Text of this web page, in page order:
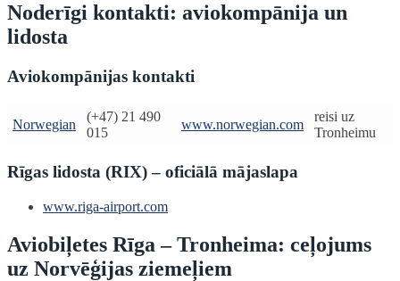
Noderīgi kontakti: aviokompānija un
lidosta
Aviokompānijas kontakti
Norwegian
(+47) 21 490
015
www.norwegian.com
reisi uz
Tronheimu
Rīgas lidosta (RIX) – oficiālā mājaslapa
www.riga-airport.com
Aviobiļetes Rīga – Tronheima: ceļojums
uz Norvēģijas ziemeļiem